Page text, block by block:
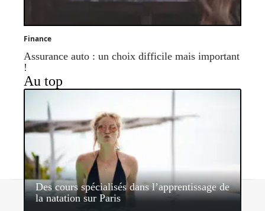
Finance
Assurance auto : un choix difficile mais important
!
Au top
Des cours spécialisés dans l’apprentissage de
la natation sur Paris
Contact Mentions légales Sitemap